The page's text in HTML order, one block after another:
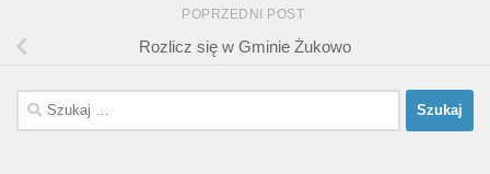
POPRZEDNI POST
Rozlicz się w Gminie Żukowo
Szukaj: